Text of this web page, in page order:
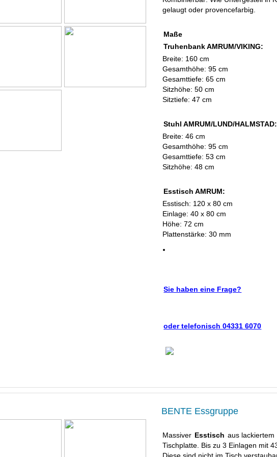
gelaugt oder provencefarbig.
Maße
Truhenbank AMRUM/VIKING:
Breite: 160 cm
Gesamthöhe: 95 cm
Gesamttiefe: 65 cm
Sitzhöhe: 50 cm
Sitztiefe: 47 cm
Stuhl AMRUM/LUND/HALMSTAD:
Breite: 46 cm
Gesamthöhe: 95 cm
Gesamttiefe: 53 cm
Sitzhöhe: 48 cm
Esstisch AMRUM:
Esstisch: 120 x 80 cm
Einlage: 40 x 80 cm
Höhe: 72 cm
Plattenstärke: 30 mm
Sie haben eine Frage?
oder telefonisch 04331 6070
BENTE Essgruppe
Massiver Esstisch aus lackiertem
Tischplatte. Bis zu 3 Einlagen mit